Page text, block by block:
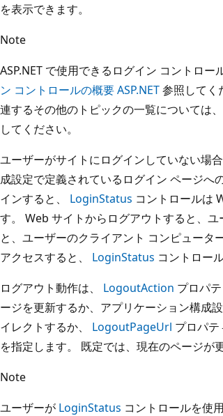
を表示できます。
Note
ASP.NET で使用できるログイン コントロ
ン コントロールの概要 ASP.NET参照してく
連するその他のトピックの一覧については
してください。
ユーザーがサイトにログインしていない場合
成設定で定義されているログイン ページへ
インすると、 LoginStatus コントロールは
す。 Web サイトからログアウトすると、
と、ユーザーのクライアント コンピュー
アクセスすると、 LoginStatus コントロー
ログアウト動作は、 LogoutAction プロパ
ージを更新するか、アプリケーション構成
イレクトするか、 LogoutPageUrl プロパ
を指定します。 既定では、現在のページが
Note
ユーザーが LoginStatus コントロールを使